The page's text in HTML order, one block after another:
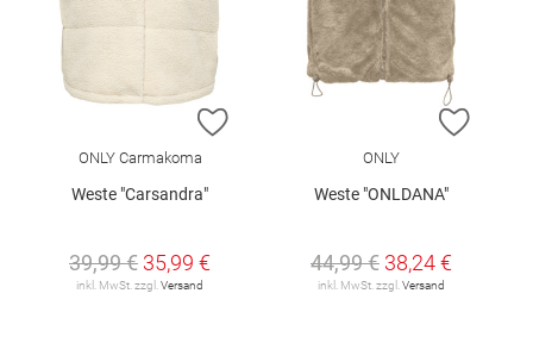
ZUR WUNSCHLISTE HINZUFÜGEN
ONLY Carmakoma
Weste "Carsandra"
39,99 € 35,99 €
inkl. MwSt. zzgl. Versand
ZUR
ONLY
Weste "ONLDANA"
44,99 € 38,24 €
inkl. MwSt. zzgl. Versand